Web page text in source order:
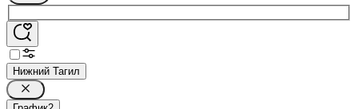
Нижний Тагил